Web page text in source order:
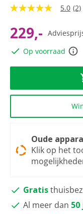
5.0
5
sterren,
gemiddelde
scorewaarde.
2
paginalink.
5.0 (2)
229,-
Op voorraad
Oude
Klik op het
Gratis
Al meer dan